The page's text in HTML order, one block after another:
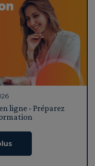
ligne - Préparez